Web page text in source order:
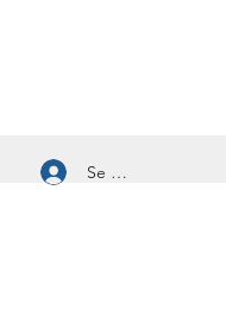
Se connecter